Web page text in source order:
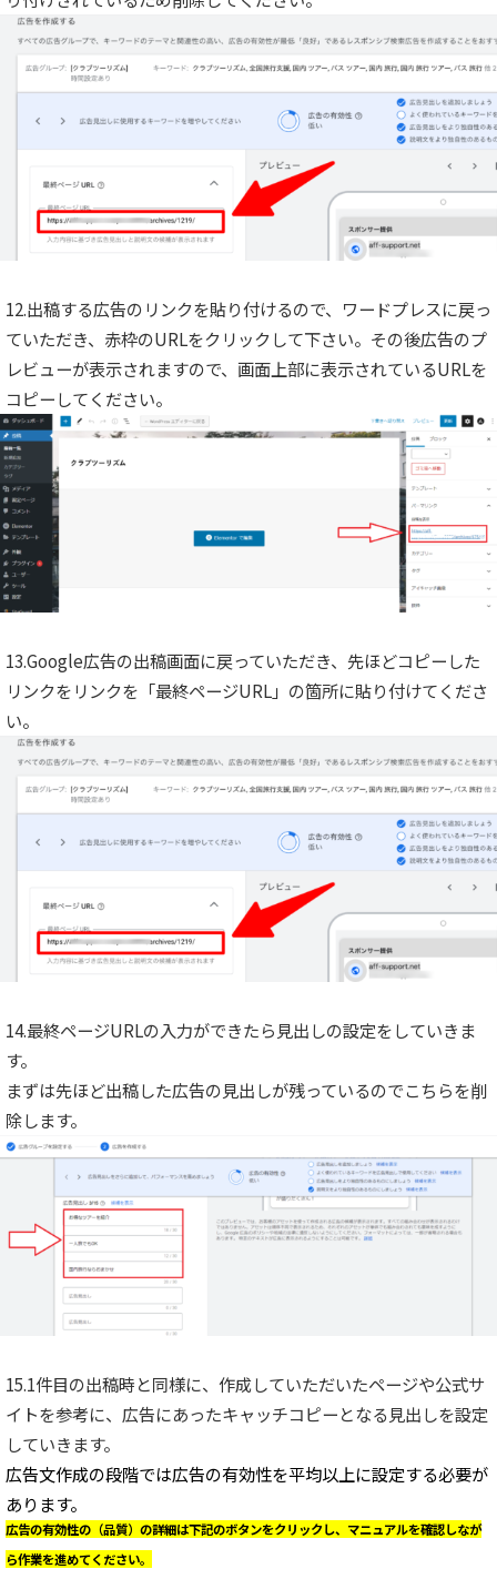
12.出稿する広告のリンクを貼り付けるので、ワードプレスに戻っ
ていただき、赤枠のURLをクリックして下さい。その後広告のプ
レビューが表示されますので、画面上部に表示されているURLを
コピーしてください。
13.Google広告の出稿画面に戻っていただき、先ほどコピーした
リンクをリンクを「最終ページURL」の箇所に貼り付けてくださ
い。
14.最終ページURLの入力ができたら見出しの設定をしていきま
す。
まずは先ほど出稿した広告の見出しが残っているのでこちらを削
除します。
15.1件目の出稿時と同様に、作成していただいたページや公式サ
イトを参考に、広告にあったキャッチコピーとなる見出しを設定
していきます。
広告文作成の段階では広告の有効性を平均以上に設定する必要が
あります。
広告の有効性の（品質）の詳細は下記のボタンをクリックし、マニュアルを確認しなが
ら作業を進めてください。